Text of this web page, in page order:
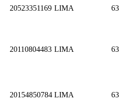
20523351169 LIMA
20110804483 LIMA
20154850784 LIMA